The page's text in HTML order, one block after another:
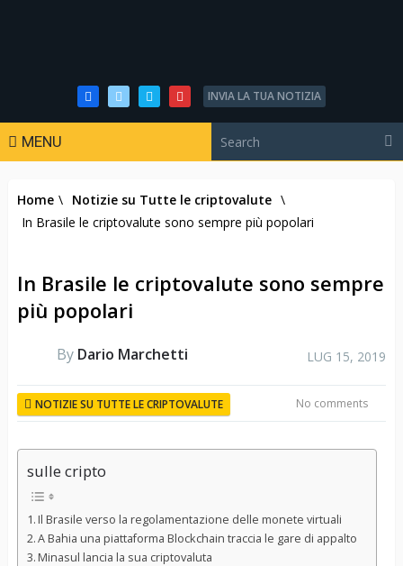
INVIA LA TUA NOTIZIA
MENU
Home \ Notizie su Tutte le criptovalute \
In Brasile le criptovalute sono sempre più popolari
In Brasile le criptovalute sono sempre
più popolari
By Dario Marchetti LUG 15, 2019
NOTIZIE SU TUTTE LE CRIPTOVALUTE No comments
sulle cripto
Il Brasile verso la regolamentazione delle monete virtuali
A Bahia una piattaforma Blockchain traccia le gare di appalto
Minasul lancia la sua criptovaluta